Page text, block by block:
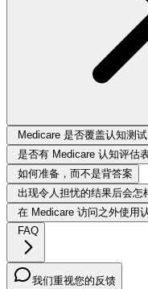
Medicare 是否覆盖认知测试
是否有 Medicare 认知评估
如何准备，而不是背答案
出现令人担忧的结果后会怎
在 Medicare 访问之外使用
FAQ
我们重视您的反馈